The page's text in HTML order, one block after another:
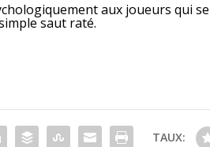
aux joueurs qui
saut raté.
TAUX: